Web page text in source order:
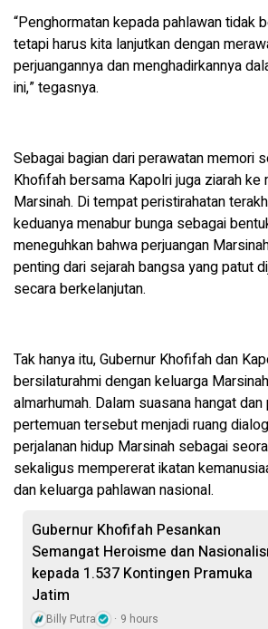
“Penghormatan kepada pahlawan tidak
tetapi harus kita lanjutkan dengan
perjuangannya dan menghadirkannya
ini,” tegasnya.
Sebagai bagian dari perawatan memori
Khofifah bersama Kapolri juga ziarah ke
Marsinah. Di tempat peristirahatan
keduanya menabur bunga sebagai
meneguhkan bahwa perjuangan
penting dari sejarah bangsa yang patut
secara berkelanjutan.
Tak hanya itu, Gubernur Khofifah dan
bersilaturahmi dengan keluarga
almarhumah. Dalam suasana hangat
pertemuan tersebut menjadi ruang
perjalanan hidup Marsinah sebagai
sekaligus mempererat ikatan
dan keluarga pahlawan nasional.
Gubernur Khofifah Pesankan
Semangat Heroisme dan
kepada 1.537 Kontingen Pramuka
Jatim
Billy Putra 9 hours